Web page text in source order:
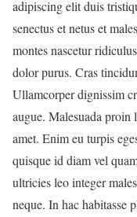
adipiscing elit duis
senectus et netus et
montes nascetur
dolor purus. Cras
Ullamcorper dignissim
augue. Malesuada proin
amet. Enim eu turpis
quisque id diam vel
ultricies leo integer
neque. In hac habitasse